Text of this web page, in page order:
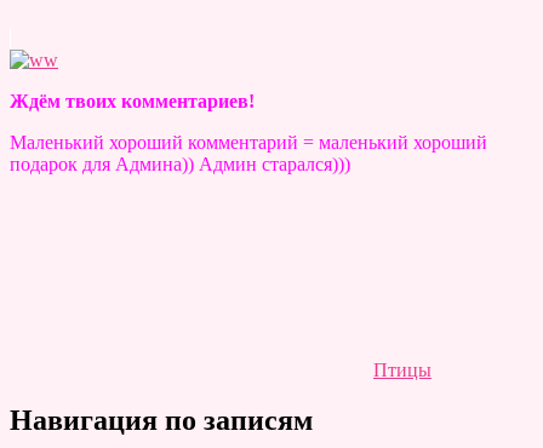
Ждём твоих комментариев!
Маленький хороший комментарий = маленький хороший
подарок для Админа)) Админ старался)))
Птицы
Навигация по записям